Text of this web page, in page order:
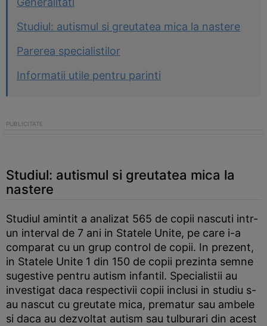
Studiul: autismul si greutatea mica la nastere
Parerea specialistilor
Informatii utile pentru parinti
Studiul: autismul si greutatea mica la
nastere
Studiul amintit a analizat 565 de copii nascuti intr-
un interval de 7 ani in Statele Unite, pe care i-a
comparat cu un grup control de copii. In prezent,
in Statele Unite 1 din 150 de copii prezinta semne
sugestive pentru autism infantil. Specialistii au
investigat daca respectivii copii inclusi in studiu s-
au nascut cu greutate mica, prematur sau ambele
si daca au dezvoltat autism sau tulburari din acest